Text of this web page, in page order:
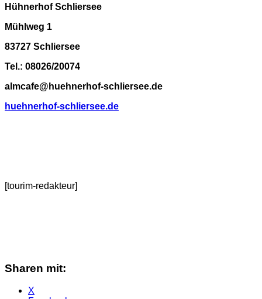
Hühnerhof Schliersee
Mühlweg 1
83727 Schliersee
Tel.: 08026/20074
almcafe@huehnerhof-schliersee.de
huehnerhof-schliersee.de
[tourim-redakteur]
Sharen mit:
X